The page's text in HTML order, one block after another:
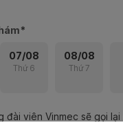
*
07/08
Thứ 6
08/08
Thứ 7
đài viên Vinmec sẽ gọi